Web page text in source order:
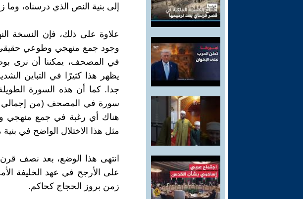
إلى بنية النص الذي درسناه، وما
علاوة على ذلك، فإن النسخة
وجود جمع منهجي وطوعي حقيقي
في المصحف، يمكننا أن نرى
يظهر هذا كثيرًا في التباين
هناك أي رغبة في جمع منهجي
مثل هذا الاختلال الواضح في
انتهى هذا الوضع، بعد نصف
على الأرجح في عهد الخليفة
زمن بروز الحجاج كحاكم.